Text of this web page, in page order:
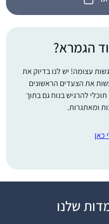
הגמרא?
עצומה! יש לנו בדיוק את
את הצעדים הראשונים
להרגיש בנוח גם בתוך
ומאתגרות.
כאן
שלנו